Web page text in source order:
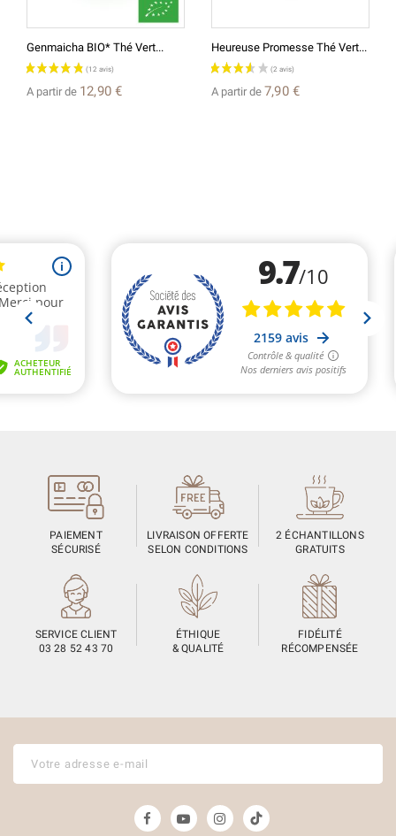
Genmaicha BIO* Thé Vert...
A partir de 12,90 €
Heureuse Promesse Thé Vert...
A partir de 7,90 €
PAIEMENT
SÉCURISÉ
LIVRAISON OFFERTE
SELON CONDITIONS
2 ÉCHANTILLONS
GRATUITS
SERVICE CLIENT
03 28 52 43 70
ÉTHIQUE
& QUALITÉ
FIDÉLITÉ
RÉCOMPENSÉE